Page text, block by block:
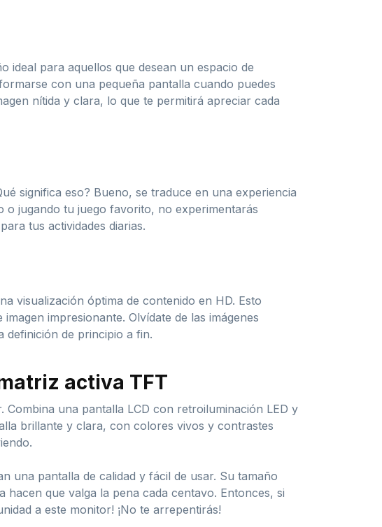
ideal para aquellos que desean un espacio de
con una pequeña pantalla cuando puedes
nítida y clara, lo que te permitirá apreciar cada
significa eso? Bueno, se traduce en una experiencia
o jugando tu juego favorito, no experimentarás
tus actividades diarias.
visualización óptima de contenido en HD. Esto
impresionante. Olvídate de las imágenes
definición de principio a fin.
activa TFT
una pantalla LCD con retroiluminación LED y
brillante y clara, con colores vivos y contrastes
una pantalla de calidad y fácil de usar. Su tamaño
que valga la pena cada centavo. Entonces, si
a este monitor! ¡No te arrepentirás!